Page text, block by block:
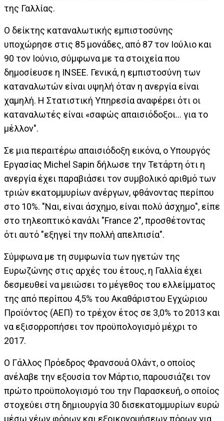
της Γαλλίας.
Ο δείκτης καταναλωτικής εμπιστοσύνης
υποχώρησε στις 85 μονάδες, από 87 τον Ιούλιο και
90 τον Ιούνιο, σύμφωνα με τα στοιχεία που
δημοσίευσε η INSEE. Γενικά, η εμπιστοσύνη των
καταναλωτών είναι υψηλή όταν η ανεργία είναι
χαμηλή. Η Στατιστική Υπηρεσία αναφέρει ότι οι
καταναλωτές είναι «σαφώς απαισιόδοξοι... για το
μέλλον".
Σε μια περαιτέρω απαισιόδοξη εικόνα, ο Υπουργός
Εργασίας Michel Sapin δήλωσε την Τετάρτη ότι η
ανεργία έχει παραβιάσει τον συμβολικό αριθμό των
τριών εκατομμυρίων ανέργων, φθάνοντας περίπου
στο 10%. "Ναι, είναι άσχημο, είναι πολύ άσχημο", είπε
στο τηλεοπτικό κανάλι "France 2", προσθέτοντας
ότι αυτό "εξηγεί την πολλή απελπισία".
Σύμφωνα με τη συμφωνία των ηγετών της
Ευρωζώνης στις αρχές του έτους, η Γαλλία έχει
δεσμευθεί να μειώσει το μέγεθος του ελλείμματος
της από περίπου 4,5% του Ακαθάριστου Εγχώριου
Προϊόντος (ΑΕΠ) το τρέχον έτος σε 3,0% το 2013 και
να εξισορροπήσει τον προϋπολογισμό μέχρι το
2017.
Ο Γάλλος Πρόεδρος Φρανσουά Ολάντ, ο οποίος
ανέλαβε την εξουσία τον Μάρτιο, παρουσιάζει τον
πρώτο προϋπολογισμό του την Παρασκευή, ο οποίος
στοχεύει στη δημιουργία 30 δισεκατομμυρίων ευρώ
μέσω νέων φόρων και εξοικονομήσεων πόρων για